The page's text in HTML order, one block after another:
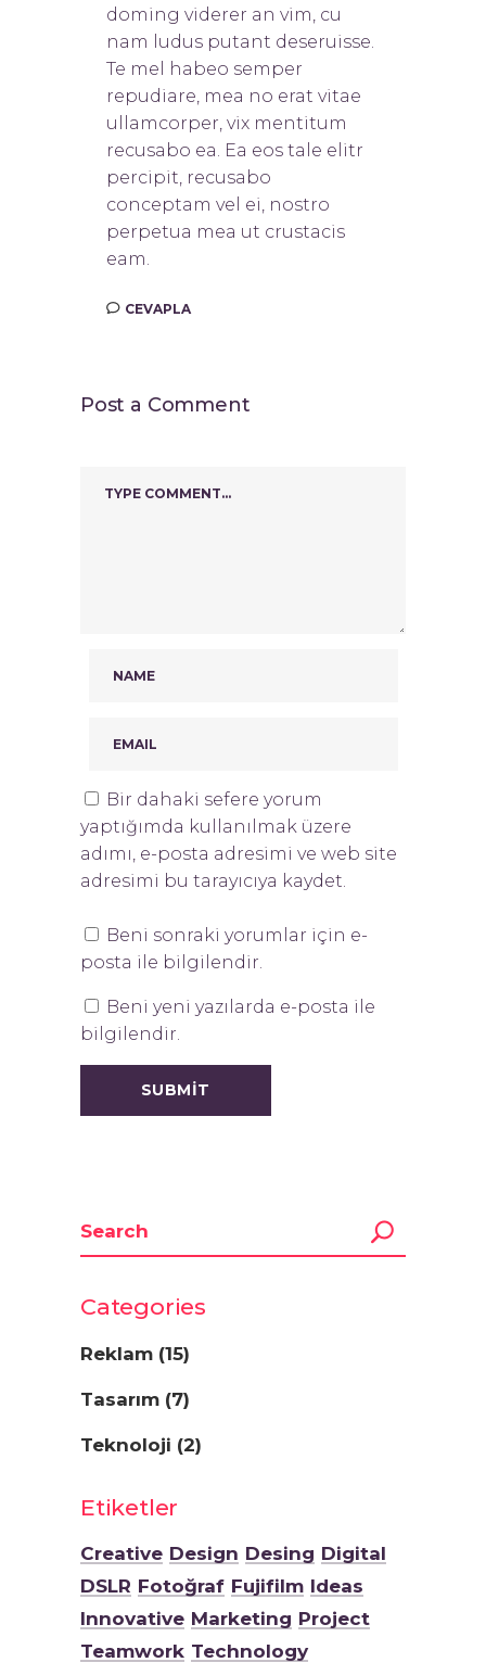
doming viderer an vim, cu
nam ludus putant deseruisse.
Te mel habeo semper
repudiare, mea no erat vitae
ullamcorper, vix mentitum
recusabo ea. Ea eos tale elitr
percipit, recusabo
conceptam vel ei, nostro
perpetua mea ut crustacis
eam.
CEVAPLA
Post a Comment
Bir dahaki sefere yorum
yaptığımda kullanılmak üzere
adımı, e-posta adresimi ve web site
adresimi bu tarayıcıya kaydet.
Beni sonraki yorumlar için e-
posta ile bilgilendir.
Beni yeni yazılarda e-posta ile
bilgilendir.
Categories
Reklam (15)
Tasarım (7)
Teknoloji (2)
Etiketler
Creative Design Desing Digital
DSLR Fotoğraf Fujifilm Ideas
Innovative Marketing Project
Teamwork Technology